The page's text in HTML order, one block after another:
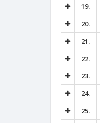
19.
20.
21.
22.
23.
24.
25.